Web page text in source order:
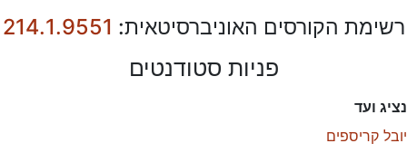
רשימת הקורסים האוניברסיטאית: 214.1.9551
פניות סטודנטים
נציג ועד
יובל קריספים